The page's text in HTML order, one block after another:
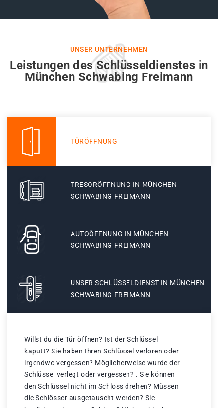
UNSER UNTERNEHMEN
Leistungen des Schlüsseldienstes in
München Schwabing Freimann
TÜRÖFFNUNG
TRESORÖFFNUNG IN MÜNCHEN
SCHWABING FREIMANN
AUTOÖFFNUNG IN MÜNCHEN
SCHWABING FREIMANN
UNSER SCHLÜSSELDIENST IN MÜNCHEN
SCHWABING FREIMANN
Willst du die Tür öffnen? Ist der Schlüssel
kaputt? Sie haben Ihren Schlüssel verloren oder
irgendwo vergessen? Möglicherweise wurde der
Schlüssel verlegt oder vergessen? . Sie können
den Schlüssel nicht im Schloss drehen? Müssen
die Schlösser ausgetauscht werden? Sie